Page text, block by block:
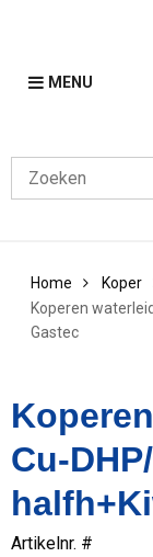
MENU
Home Koper
Koperen
Gastec
Cu-
Artikelnr. #